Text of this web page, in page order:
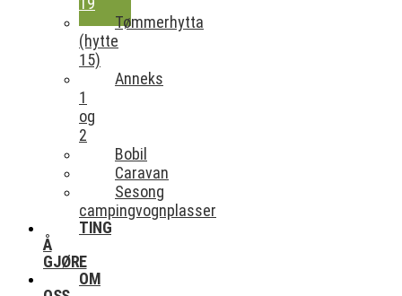
Tømmerhytta
(hytte
15)
Anneks
1
og
2
Bobil
Caravan
Sesong
campingvognplasser
TING
Å
GJØRE
OM